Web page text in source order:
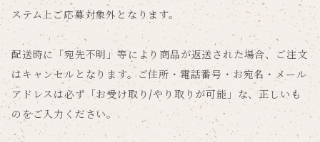
ステム上ご応募対象外となります。
配送時に「宛先不明」等により商品が返送された場合、ご注文
はキャンセルとなります。ご住所・電話番号・お宛名・メール
アドレスは必ず「お受け取り/やり取りが可能」な、正しいも
のをご入力ください。